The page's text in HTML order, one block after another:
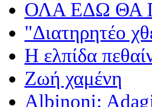
ΟΛΑ ΕΔΩ ΘΑ
"Διατηρητέο
Η ελπίδα
Ζωή χαμένη
Albinoni: